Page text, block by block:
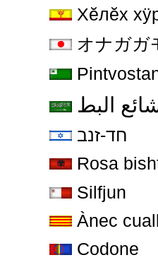
Хĕлĕх
オナガガ
البط
חד-זנב
Rosa
Silfjun
Ànec
Codone